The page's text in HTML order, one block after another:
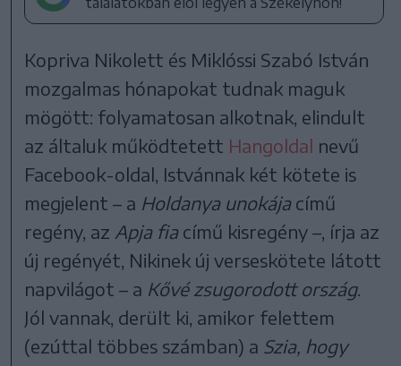
Kopriva Nikolett és Miklóssi Szabó István
mozgalmas hónapokat tudnak maguk
mögött: folyamatosan alkotnak, elindult
az általuk működtetett Hangoldal nevű
Facebook-oldal, Istvánnak két kötete is
megjelent – a Holdanya unokájacímű
regény, az Apja fiacímű kisregény –, írja az
új regényét, Nikinek új verseskötete látott
napvilágot – a Kővé zsugorodott ország.
Jól vannak, derült ki, amikor felettem
(ezúttal többes számban) a Szia, hogy